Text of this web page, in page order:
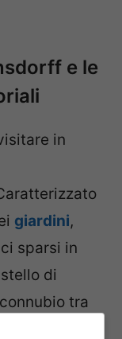
e le
in
giardini,
sparsi in
di
tra
sentieri a